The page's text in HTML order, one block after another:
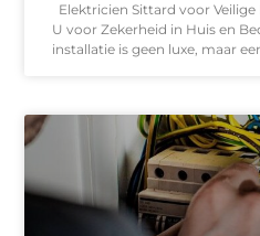
Elektricien Sittard voor
U voor Zekerheid in Huis en
installatie is geen luxe, maar